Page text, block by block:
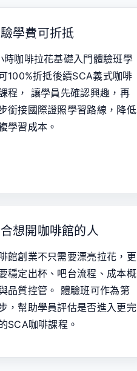
學費可折抵
時咖啡拉花基礎入門體驗班學
100%折抵後續SCA義式咖啡
程， 讓學員先確認興趣，再
銜接國際證照學習路線，降低
學習成本。
想開咖啡館的人
館創業不只需要漂亮拉花，更
穩定出杯、吧台流程、成本概
品質控管。 體驗班可作為第
，幫助學員評估是否進入更完
SCA咖啡課程。